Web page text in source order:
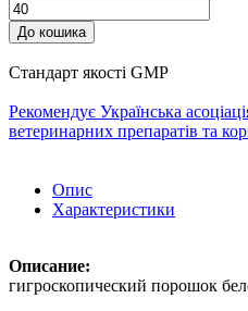
До кошика
Стандарт якості GMP
Рекомендує Українська
ветеринарних препаратів та
Опис
Характеристики
Описание:
гигроскопический порошок